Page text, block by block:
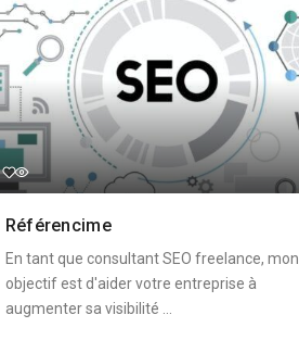
Référencime
En tant que consultant SEO freelance, mon
objectif est d'aider votre entreprise à
augmenter sa visibilité ...